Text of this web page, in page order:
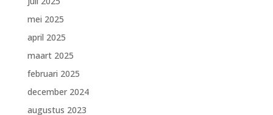
mei 2025
april 2025
maart 2025
februari 2025
december 2024
augustus 2023